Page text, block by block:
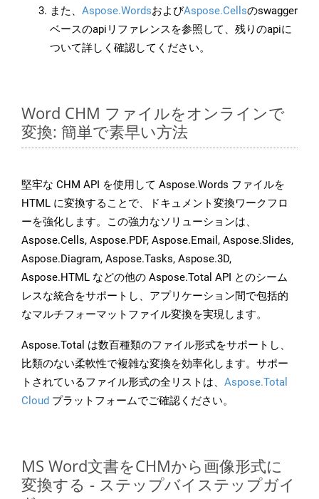
また、 Aspose.WordsおよびAspose.Cellsのswagger
ベースのapiリファレンスを参照して、残りのapiに
ついて詳しく確認してください。
Word CHM ファイルをオンラインで
変換: 簡単で素早い方法
堅牢な CHM API を使用して Aspose.Words ファイルを
HTML に変換することで、ドキュメント変換ワークフロ
ーを強化します。この強力なソリューションは、
Aspose.Cells, Aspose.PDF, Aspose.Email, Aspose.Slides,
Aspose.Diagram, Aspose.Tasks, Aspose.3D,
Aspose.HTML などの他の Aspose.Total API とのシーム
レスな統合をサポートし、アプリケーション間で包括的
なマルチフォーマットファイル変換を実現します。
Aspose.Total は数百種類のファイル形式をサポートし、
比類のない柔軟性で複雑な変換を効率化します。サポー
トされているファイル形式の全リストは、 Aspose.Total
Cloud プラットフォームでご確認ください。
MS Word文書をCHMから画像形式に
変換する - ステップバイステップガイ